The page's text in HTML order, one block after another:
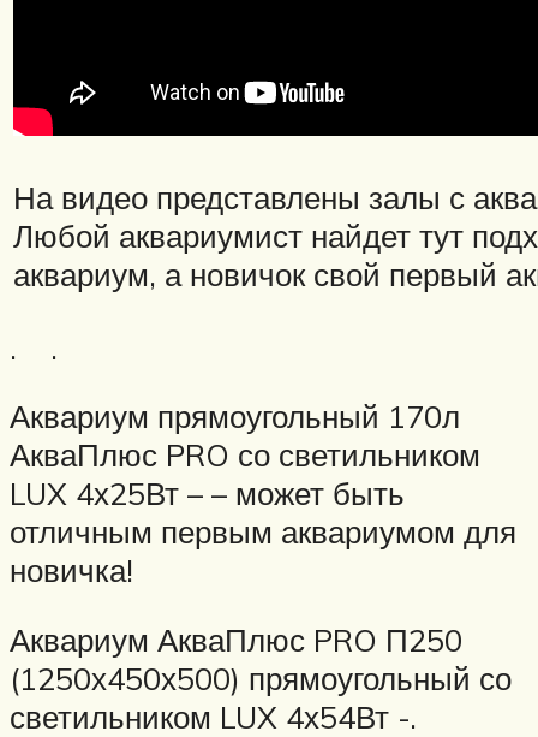
На видео представлены залы с
Любой аквариумист найдет тут
аквариум, а новичок свой первый
. .
Аквариум прямоугольный 170л
АкваПлюс PRO со светильником
LUX 4х25Вт – – может быть
отличным первым аквариумом для
новичка!
Аквариум АкваПлюс PRO П250
(1250х450х500) прямоугольный со
светильником LUX 4х54Вт -.